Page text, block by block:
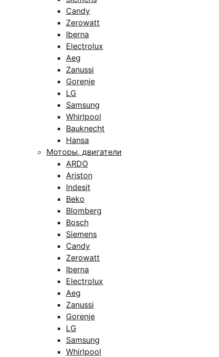
Candy
Zerowatt
Iberna
Electrolux
Aeg
Zanussi
Gorenje
LG
Samsung
Whirlpool
Bauknecht
Hansa
Моторы, двигатели
ARDO
Ariston
Indesit
Beko
Blomberg
Bosch
Siemens
Candy
Zerowatt
Iberna
Electrolux
Aeg
Zanussi
Gorenje
LG
Samsung
Whirlpool